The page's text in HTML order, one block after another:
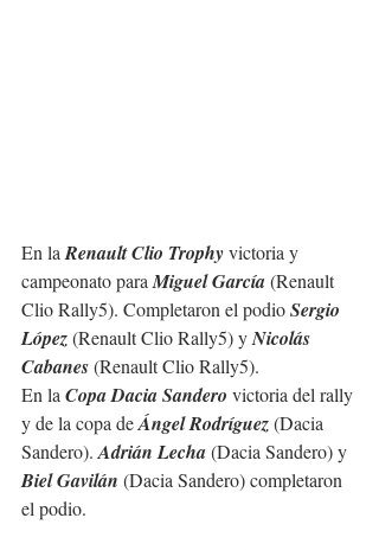
En la Renault Clio Trophy victoria y
campeonato para Miguel García (Renault
Clio Rally5). Completaron el podio Sergio
López (Renault Clio Rally5) y Nicolás
Cabanes (Renault Clio Rally5).
En la Copa Dacia Sandero victoria del rally
y de la copa de Ángel Rodríguez (Dacia
Sandero). Adrián Lecha (Dacia Sandero) y
Biel Gavilán (Dacia Sandero) completaron
el podio.